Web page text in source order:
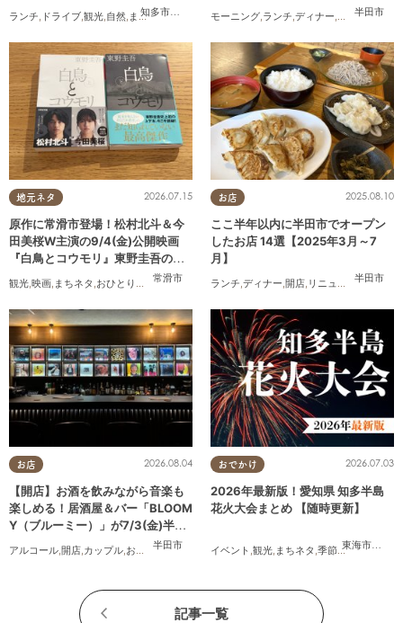
知多市常滑市 美浜町,南知多町
ランチ, ドライブ,観光,自然, まちネタ 季節ネタ ,まとめ記事 半田市
モーニング,ランチ,ディナー,アルコール
地元ネタ
常滑市
2026.07.15
原作に常滑市登場！松村北斗＆今
田美桜W主演の9/4(金)公開映画
『白鳥とコウモリ』東野圭吾の原
作小説を読んでみた
観光,映画, まちネタ ,おひとりさま
お店
半田市
2025.08.10
ここ半年以内に半田市でオープン
したお店 14選【2025年3月～7
月】
ランチ,ディナー,開店, リニューアル ,まとめ
お店
半田市
2026.08.04
【開店】お酒を飲みながら音楽も
楽しめる！居酒屋＆バー「BLOOM
Y（ブルーミー）」が7/3(金)半田
アルコール 開店 カップル おひとりさま
おでかけ
東海市
,大府
2026.07.03
2026年最新版！愛知県 知多半島
花火大会まとめ 【随時更新】
イベント 観光 まちネタ 季節ネタ ,まとめ記
記事一覧